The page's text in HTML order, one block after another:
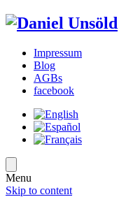
Impressum
Blog
AGBs
facebook
Menu
Skip to content